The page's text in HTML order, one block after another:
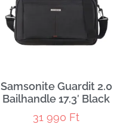
Samsonite Guardit 2.0
Bailhandle 17.3′ Black
31 990 Ft